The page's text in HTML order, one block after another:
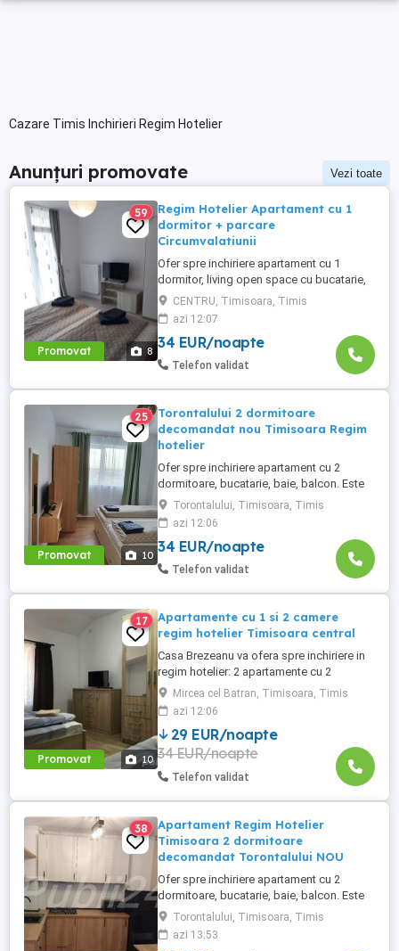
Cazare Timis Inchirieri Regim Hotelier
Anunțuri promovate Vezi toate
Promovat 8
59
Regim Hotelier Apartament cu 1
dormitor + parcare
Circumvalatiunii
Ofer spre inchiriere apartament cu 1
dormitor, living open space cu bucatarie,
baie, terasa. Este complet utilat si mobilat
nou, clima, internet, tv, masina de spalat
haine, lenjerii, prosoape, consumabile.
Apartamentul este situat in centrul orasului
la 500m de Catedrala, 600m de spitalul
CENTRU, Timisoara, Timis
azi 12:07
34 EUR/noapte
Telefon validat
Promovat 10
25
Torontalului 2 dormitoare
decomandat nou Timisoara Regim
hotelier
Ofer spre inchiriere apartament cu 2
dormitoare, bucatarie, baie, balcon. Este
complet utilat si mobilat nou, clima,
internet, tv, video interfon masina de
spalat haine, lenjerii, prosoape,
consumabile. In incinta complexului de
apartamente se afla un supermarket si loc
de joaca pentru copii. Apartamentul ...
Torontalului, Timisoara, Timis
azi 12:06
34 EUR/noapte
Telefon validat
Promovat 10
17
Apartamente cu 1 si 2 camere
regim hotelier Timisoara central
Casa Brezeanu va ofera spre inchiriere in
regim hotelier: 2 apartamente cu 2
dormitoare, baie si bucatarie proprie. (4
locuri cazare in fiecare apartament) 1
apartament cu 1 dormitor, baie si
bucatarie proprie. (3 locuri cazare) Fiecare
apartament dispune de bucatarie complet
utilata,baie cu cabina ...
Mircea cel Batran, Timisoara, Timis
azi 12:06
29 EUR/noapte
34 EUR/noapte
Telefon validat
38
Apartament Regim Hotelier
Timisoara 2 dormitoare
decomandat Torontalului NOU
Ofer spre inchiriere apartament cu 2
dormitoare, bucatarie, baie, balcon. Este
complet utilat si mobilat nou, clima,
internet, tv, video interfon masina de
spalat haine, lenjerii, prosoape,
Torontalului, Timisoara, Timis
azi 13:53